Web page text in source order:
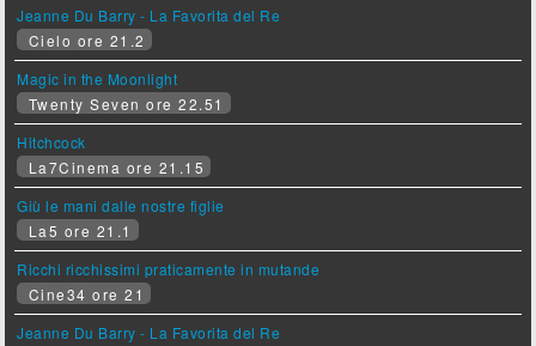
Jeanne Du Barry - La Favorita del Re
Cielo ore 21.2
Magic in the Moonlight
Twenty Seven ore 22.51
Hitchcock
La7Cinema ore 21.15
Giù le mani dalle nostre figlie
La5 ore 21.1
Ricchi ricchissimi praticamente in mutande
Cine34 ore 21
Jeanne Du Barry - La Favorita del Re